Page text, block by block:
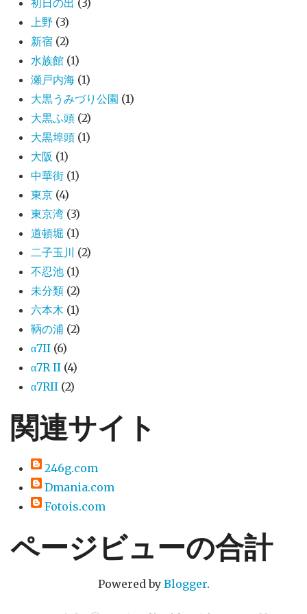
上野 (3)
新宿 (2)
水族館 (1)
瀬戸内海 (1)
大黒うみづり公園 (1)
大黒ふ頭 (2)
大黒埠頭 (1)
大阪 (1)
中華街 (1)
東京 (4)
東京湾 (3)
道頓堀 (1)
二子玉川 (2)
不忍池 (1)
未分類 (2)
六本木 (1)
鞆の浦 (2)
α7II (6)
α7R II (4)
α7RII (2)
関連サイト
246g.com
Dmania.com
Fotois.com
ページビューの合計
Powered by Blogger.